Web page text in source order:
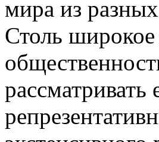
мира из
Столь широкое
рассматривать